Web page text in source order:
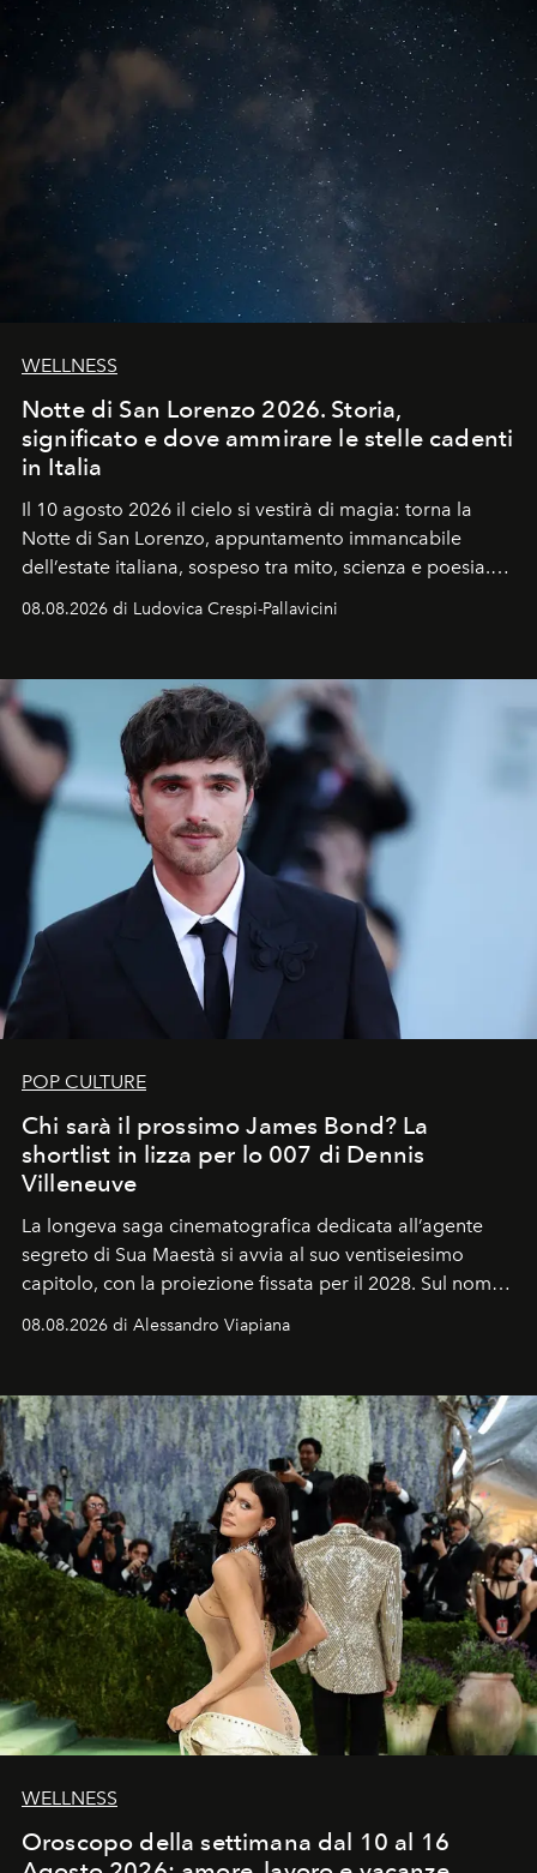
WELLNESS
Notte di San Lorenzo 2026. Storia,
significato e dove ammirare le stelle cadenti
in Italia
Il 10 agosto 2026 il cielo si vestirà di magia: torna la
Notte di San Lorenzo, appuntamento immancabile
dell’estate italiana, sospeso tra mito, scienza e poesia.
Sarà il momento in cui gli occhi si alzano verso la volta
celeste per seguire il passaggio delle
all’universo i desideri più segreti
08.08.2026 di Ludovica Crespi-Pallavicini
POP CULTURE
Chi sarà il prossimo James Bond? La
shortlist in lizza per lo 007 di Dennis
Villeneuve
La longeva saga cinematografica dedicata all’agente
segreto di Sua Maestà si avvia al suo ventiseiesimo
capitolo, con la proiezione fissata per il 2028. Sul nome
dell’attore chiamato a raccogliere l’eredità di Daniel
Craig, però, regna ancora il più assoluto riserbo.
08.08.2026 di Alessandro Viapiana
WELLNESS
Oroscopo della settimana dal 10 al 16